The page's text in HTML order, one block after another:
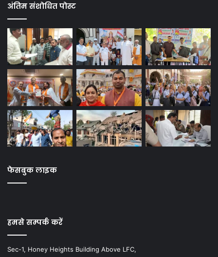
अंतिम संशोधित पोस्ट
फेसबुक लाइक
हमसे सम्पर्क करें
Sec-1, Honey Heights Building Above LFC,